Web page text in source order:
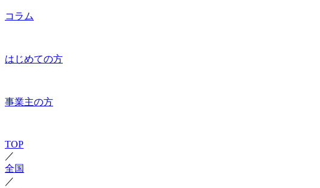
コラム
はじめての方
事業主の方
TOP
／
全国
／